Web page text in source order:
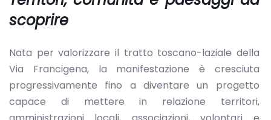
scoprire
Nata per valorizzare il tratto toscano-laziale della
Via Francigena, la manifestazione è cresciuta
progressivamente fino a diventare un progetto
capace di mettere in relazione territori,